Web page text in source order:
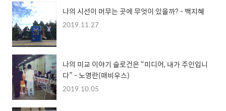
나의 시선이 머무는 곳에 무엇이 있을까? - 백지혜
2019.11.27
나의 미교 이야기 슬로건은 “미디어, 내가 주인입니
다” - 노영란(매비우스)
2019.10.05